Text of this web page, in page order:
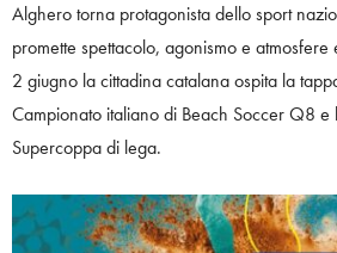
Alghero torna protagonista dello sport
promette spettacolo, agonismo e
2 giugno la cittadina catalana ospita la
Campionato italiano di Beach Soccer Q8 e
Supercoppa di lega.